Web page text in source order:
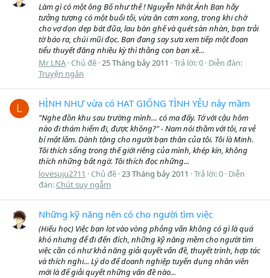
Làm gì có một ông Bố như thế ! Nguyễn Nhật Ánh Bạn hãy
tưởng tượng có một buổi tối, vừa ăn cơm xong, trong khi chờ
cho vợ dọn dẹp bát đũa, lau bàn ghế và quét sàn nhàn, bạn trải
tờ báo ra, chúi mũi đọc. Bạn đang say sưa xem tiếp một đoạn
tiểu thuyết đăng nhiều kỳ thì thằng con bạn xề...
Mr LNA Chủ đề 25 Tháng bảy 2011 Trả lời: 0 Diễn đàn:
Truyện ngắn
L HÌNH NHƯ vừa có HẠT GIỐNG TÌNH YÊU nảy mầm
"Nghe đồn khu sau trường mình… có ma đấy. Tớ với cậu hôm
nào đi thám hiểm đi, được không?" - Nam nói thầm với tôi, ra vẻ
bí mật lắm. Dành tặng cho người bạn thân của tôi. Tôi là Minh.
Tôi thích sống trong thế giới riêng của mình, khép kín, không
thích những bất ngờ. Tôi thích đọc những...
lovesuju2711
Chủ đề 23 Tháng bảy 2011 Trả lời: 0 Diễn
đàn:Chút suy ngẫm
Những kỹ năng nên có cho người tìm việc
(Hiếu học) Việc bạn lọt vào vòng phỏng vấn không có gì là quá
khó nhưng để đi đến đích, những kỹ năng mềm cho người tìm
việc cần có như khả năng giải quyết vấn đề, thuyết trình, hợp tác
và thích nghi... Lý do để doanh nghiệp tuyển dụng nhân viên
mới là để giải quyết những vấn đề nào...